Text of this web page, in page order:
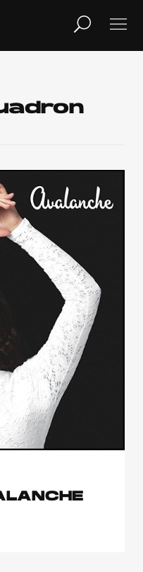
UMO agency. TODOS LOS